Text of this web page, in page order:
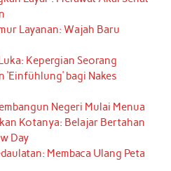
Layanan: Wajah Baru
Kepergian Seorang
‘Einfühlung’ bagi Nakes
Negeri Mulai Menua
Kotanya: Belajar Bertahan
Day
Membaca Ulang Peta